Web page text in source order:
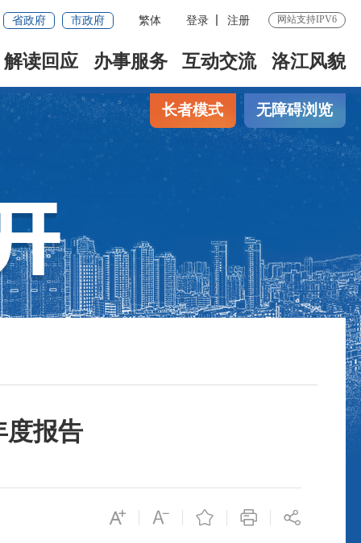
省政府 市政府 繁体 登录 注册 网站支持IPV6
解读回应 办事服务 互动交流 洛江风貌
长者模式 无障碍浏览
度报告